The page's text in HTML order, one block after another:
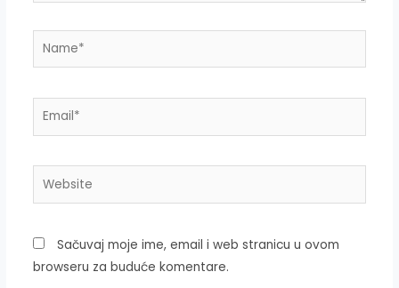
Name*
Email*
Website
Sačuvaj moje ime, email i web stranicu u ovom
browseru za buduće komentare.